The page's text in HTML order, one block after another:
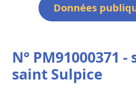
Données
N° PM91000371
saint Sulpice